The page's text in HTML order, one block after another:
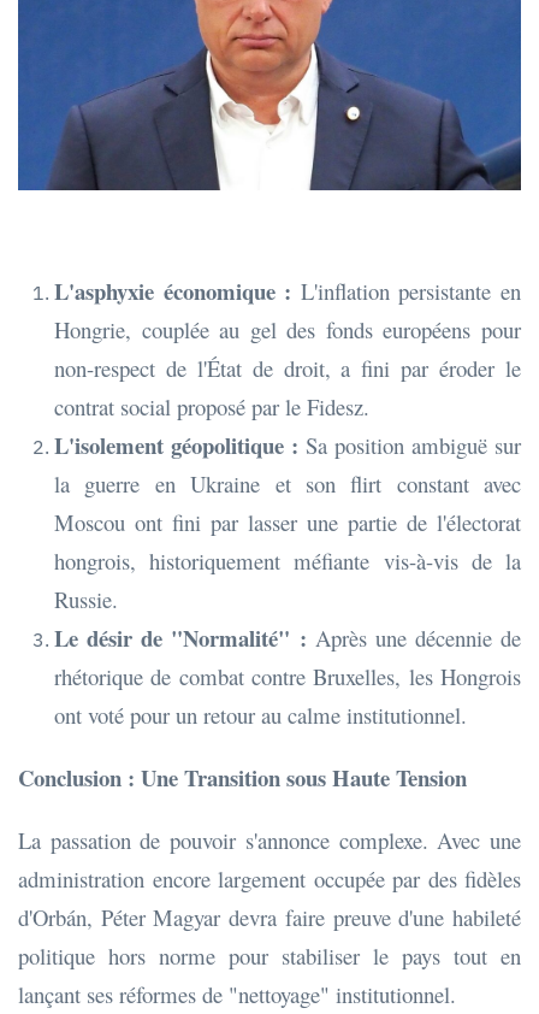
L'asphyxie économique : L'inflation persistante en
Hongrie, couplée au gel des fonds européens pour
non-respect de l'État de droit, a fini par éroder le
contrat social proposé par le Fidesz.
L'isolement géopolitique : Sa position ambiguë sur
la guerre en Ukraine et son flirt constant avec
Moscou ont fini par lasser une partie de l'électorat
hongrois, historiquement méfiante vis-à-vis de la
Russie.
Le désir de "Normalité" : Après une décennie de
rhétorique de combat contre Bruxelles, les Hongrois
ont voté pour un retour au calme institutionnel.
Conclusion : Une Transition sous Haute Tension
La passation de pouvoir s'annonce complexe. Avec une
administration encore largement occupée par des fidèles
d'Orbán, Péter Magyar devra faire preuve d'une habileté
politique hors norme pour stabiliser le pays tout en
lançant ses réformes de "nettoyage" institutionnel.